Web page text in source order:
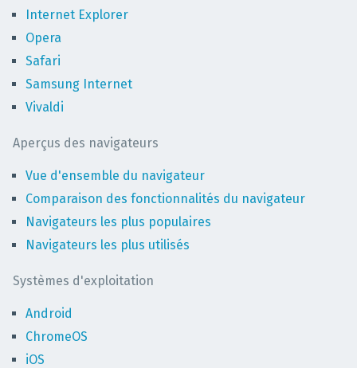
Internet Explorer
Opera
Safari
Samsung Internet
Vivaldi
Aperçus des navigateurs
Vue d'ensemble du navigateur
Comparaison des fonctionnalités du navigateur
Navigateurs les plus populaires
Navigateurs les plus utilisés
Systèmes d'exploitation
Android
ChromeOS
iOS